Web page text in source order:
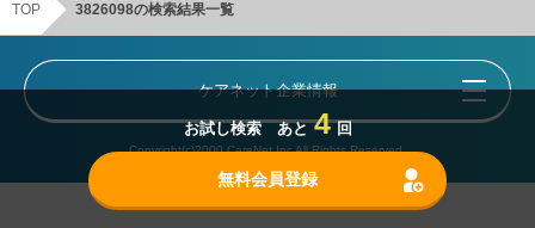
TOP 3826098の検索結果一覧
ケアネット企業情報
Copyright(c)2000 CareNet,Inc All Rights Reserved.
お試し検索 あと 4 回
無料会員登録